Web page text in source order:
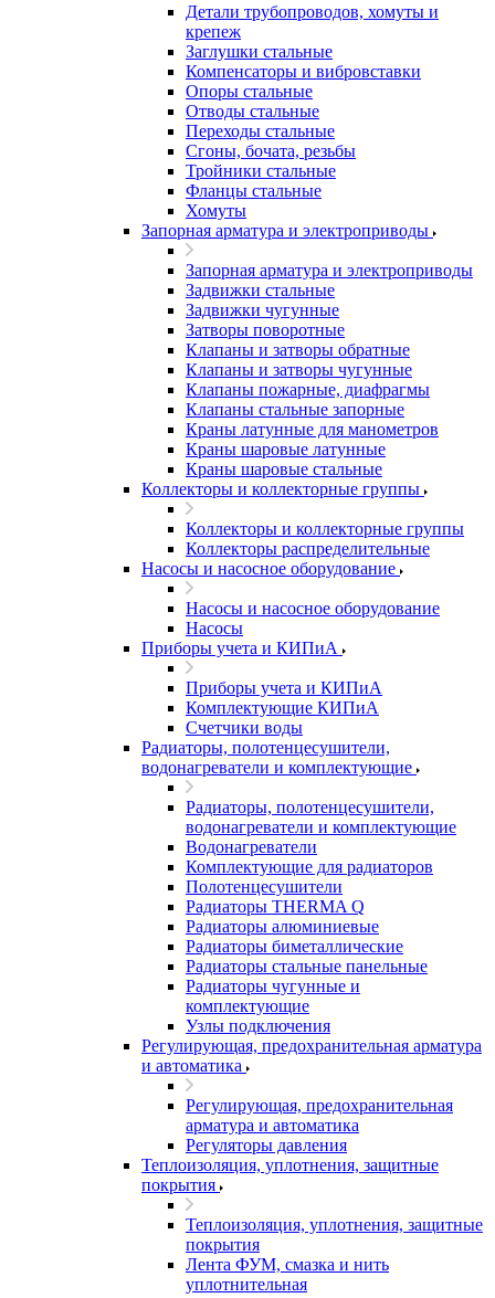
Детали трубопроводов, хомуты и
крепеж
Заглушки стальные
Компенсаторы и вибровставки
Опоры стальные
Отводы стальные
Переходы стальные
Сгоны, бочата, резьбы
Тройники стальные
Фланцы стальные
Хомуты
Запорная арматура и электроприводы
Запорная арматура и электроприводы
Задвижки стальные
Задвижки чугунные
Затворы поворотные
Клапаны и затворы обратные
Клапаны и затворы чугунные
Клапаны пожарные, диафрагмы
Клапаны стальные запорные
Краны латунные для манометров
Краны шаровые латунные
Краны шаровые стальные
Коллекторы и коллекторные группы
Коллекторы и коллекторные группы
Коллекторы распределительные
Насосы и насосное оборудование
Насосы и насосное оборудование
Насосы
Приборы учета и КИПиА
Приборы учета и КИПиА
Комплектующие КИПиА
Счетчики воды
Радиаторы, полотенцесушители,
водонагреватели и комплектующие
Радиаторы, полотенцесушители,
водонагреватели и комплектующие
Водонагреватели
Комплектующие для радиаторов
Полотенцесушители
Радиаторы THERMA Q
Радиаторы алюминиевые
Радиаторы биметаллические
Радиаторы стальные панельные
Радиаторы чугунные и
комплектующие
Узлы подключения
Регулирующая, предохранительная арматура
и автоматика
Регулирующая, предохранительная
арматура и автоматика
Регуляторы давления
Теплоизоляция, уплотнения, защитные
покрытия
Теплоизоляция, уплотнения, защитные
покрытия
Лента ФУМ, смазка и нить
уплотнительная